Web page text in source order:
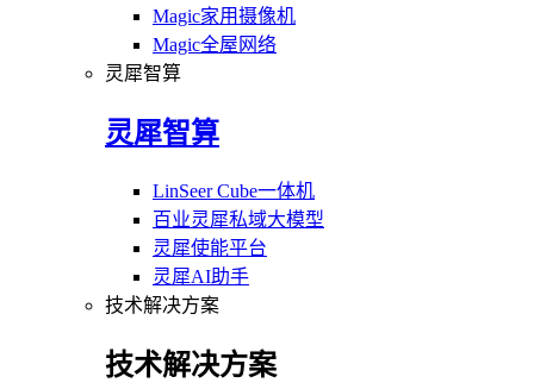
Magic家用摄像机
Magic全屋网络
灵犀智算
灵犀智算
LinSeer Cube一体机
百业灵犀私域大模型
灵犀使能平台
灵犀AI助手
技术解决方案
技术解决方案